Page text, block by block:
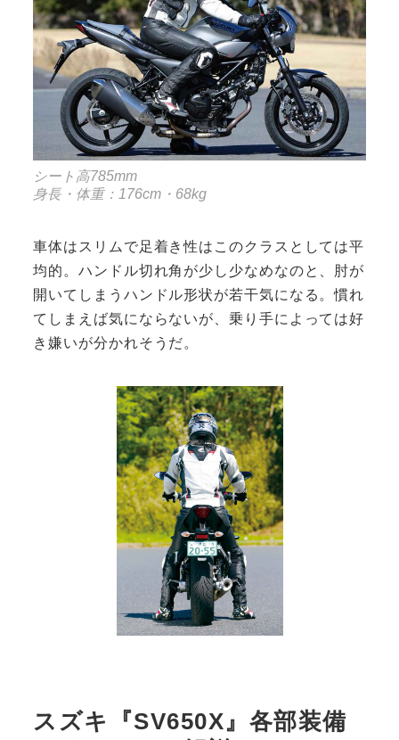
シート高785mm
身長・体重：176cm・68kg
車体はスリムで足着き性はこのクラスとしては平
均的。ハンドル切れ角が少し少なめなのと、肘が
開いてしまうハンドル形状が若干気になる。慣れ
てしまえば気にならないが、乗り手によっては好
き嫌いが分かれそうだ。
スズキ『SV650X』各部装備